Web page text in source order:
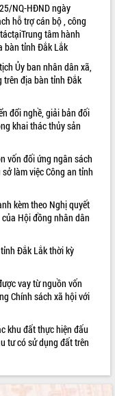
NQ-HĐND ngày
hỗ trợ cán bộ , công
tâm hành
bàn tỉnh Đắk Lắk
Ủy ban nhân dân xã,
trên địa bàn tỉnh Đắk
đổi nghề, giải bản đối
khai thác thủy sản
vốn đối ứng ngân sách
làm việc Công an tỉnh
kèm theo Nghị quyết
Hội đồng nhân dân
Đắk Lắk thời kỳ
vay từ nguồn vốn
Chính sách xã hội với
khu đất thực hiện đấu
tư có sử dụng đất trên